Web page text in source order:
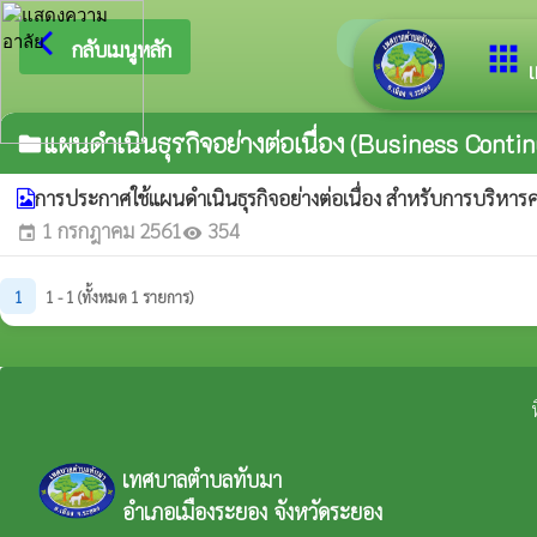
apps
arrow_back_ios กลับเมนูหลัก ยินดีต้อนรับสู่เว็บไซ
folderแผนดำเนินธุรกิจอย่างต่อเนื่อง (Business
การประกาศใช้แผนดำเนินธุรกิจอย่างต่อเนื่อง สำหรับการบริห
event 1 กรกฎาคม 2561visibility 354
1 1 - 1 (ทั้งหมด 1 รายการ)
เทศบาลตำบลทับมา
อำเภอเมืองระยอง จังหวัดระยอง